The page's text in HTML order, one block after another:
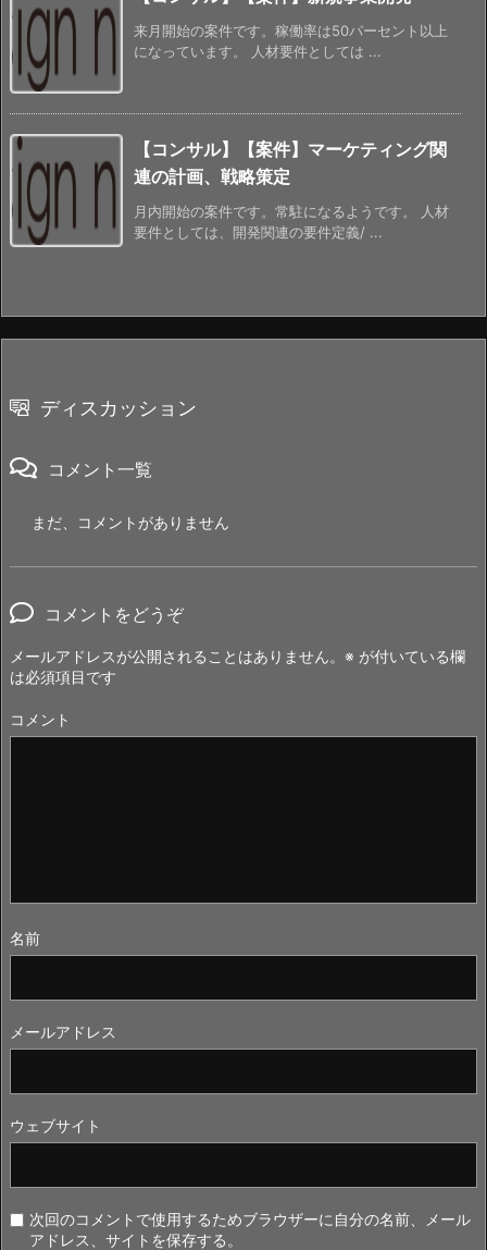
来月開始の案件です。稼働率は50パーセント以上
になっています。 人材要件としては ...
【コンサル】【案件】マーケティング関
連の計画、戦略策定
月内開始の案件です。常駐になるようです。 人材
要件としては、開発関連の要件定義/ ...
ディスカッション
コメント一覧
まだ、コメントがありません
コメントをどうぞ
メールアドレスが公開されることはありません。 ※ が付いている欄
は必須項目です
コメント
名前
メールアドレス
ウェブサイト
次回のコメントで使用するためブラウザーに自分の名前、メール
アドレス、サイトを保存する。